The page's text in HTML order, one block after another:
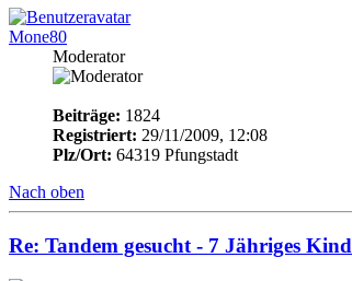
Mone80
Moderator
Beiträge: 1824
Registriert: 29/11/2009, 12:08
Plz/Ort: 64319 Pfungstadt
Nach oben
Re: Tandem gesucht - 7 Jähriges Kind